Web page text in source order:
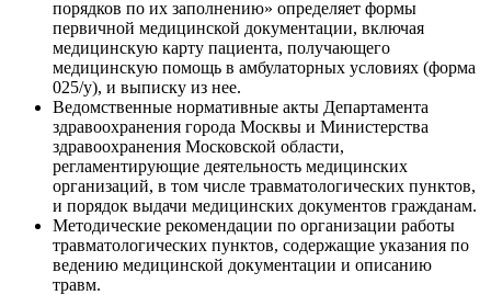
порядков по их заполнению» определяет формы
первичной медицинской документации, включая
медицинскую карту пациента, получающего
медицинскую помощь в амбулаторных условиях (форма
025/у), и выписку из нее.
Ведомственные нормативные акты Департамента
здравоохранения города Москвы и Министерства
здравоохранения Московской области,
регламентирующие деятельность медицинских
организаций, в том числе травматологических пунктов,
и порядок выдачи медицинских документов гражданам.
Методические рекомендации по организации работы
травматологических пунктов, содержащие указания по
ведению медицинской документации и описанию
травм.